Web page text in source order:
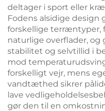
deltager i sport eller
Fodens alsidige design
forskellige terræntyper,
naturlige overflader,
stabilitet og selvtillid i
mod
forskelligt vejr, mens
vandtæthed sikrer
lave
gør den til en